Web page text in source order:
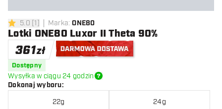
5 gwiazdki oceny
5.0 [1] Marka: ONE80
Lotki ONE80 Luxor II Theta 90%
361zł
Dostępny
Wysyłka w ciągu 24 godzin
Dokonaj wyboru:
22g 24g